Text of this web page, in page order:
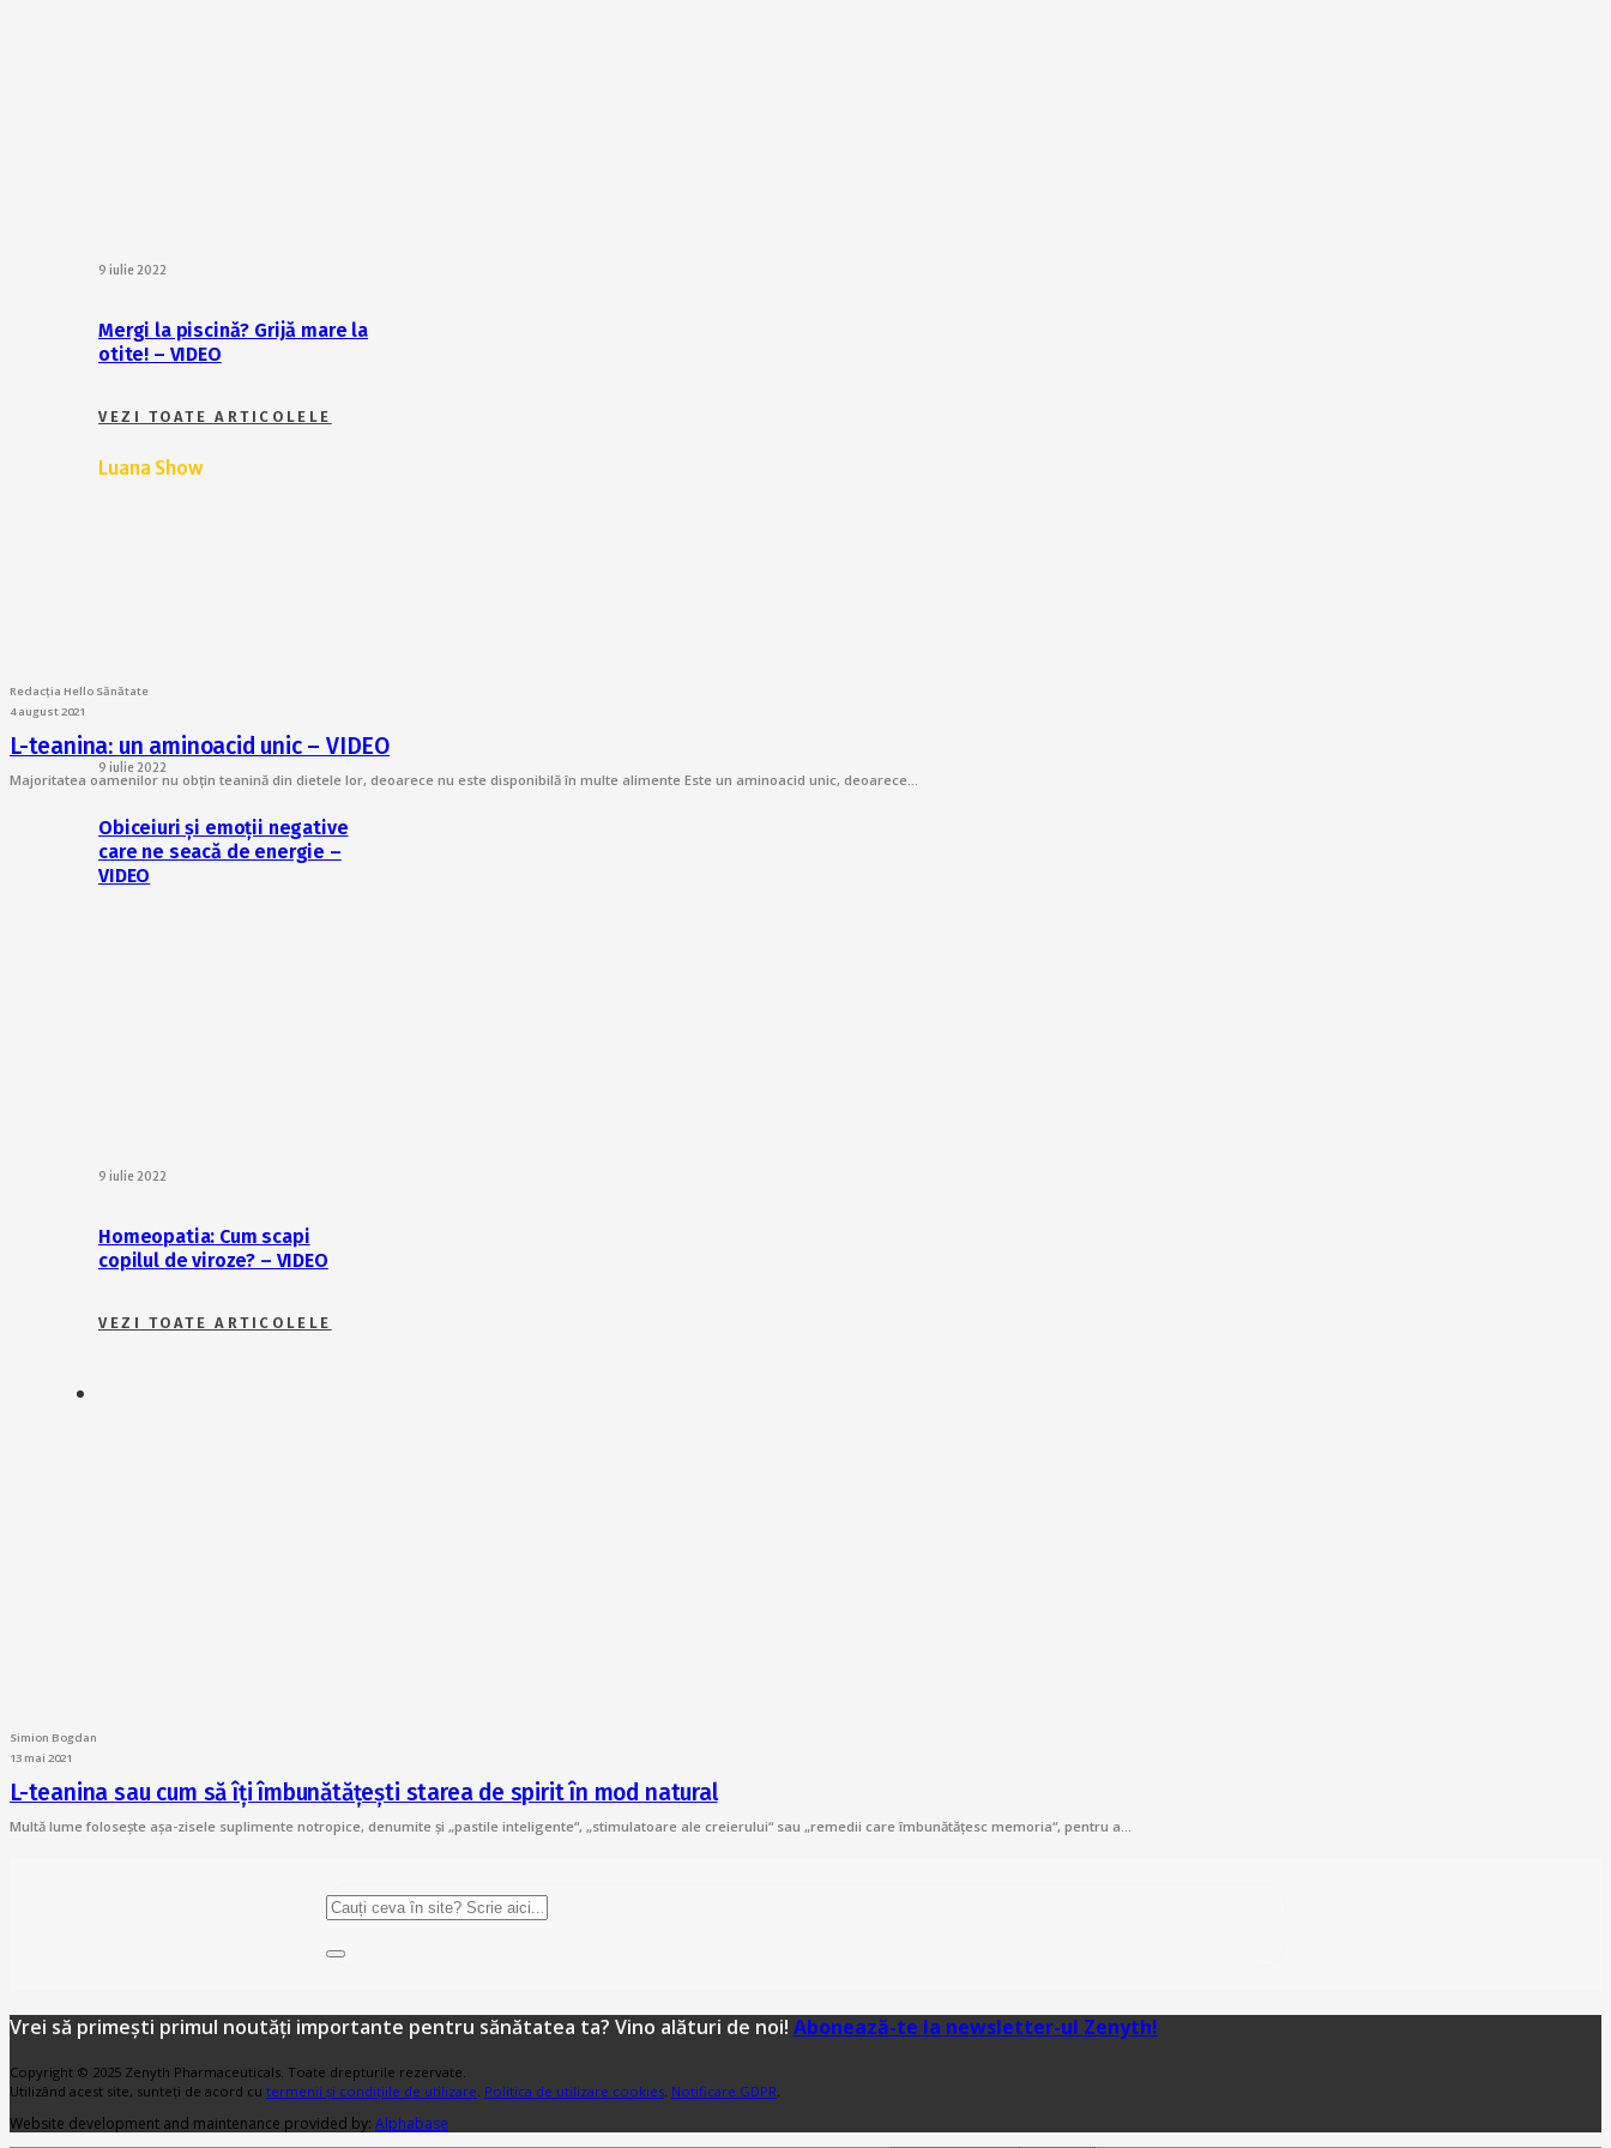
9 iulie 2022
Mergi la piscină? Grijă mare la
otite! – VIDEO
VEZI TOATE ARTICOLELE
Luana Show
9 iulie 2022
Obiceiuri și emoții negative
care ne seacă de energie –
VIDEO
9 iulie 2022
Homeopatia: Cum scapi
copilul de viroze? – VIDEO
VEZI TOATE ARTICOLELE
Redacția Hello Sănătate
4 august 2021
L-teanina: un aminoacid unic – VIDEO
Majoritatea oamenilor nu obțin teanină din dietele lor, deoarece nu este disponibilă în multe alimente Este un aminoacid unic, deoarece…
Simion Bogdan
13 mai 2021
L-teanina sau cum să îți îmbunătățești starea de spirit în mod natural
Multă lume folosește așa-zisele suplimente notropice, denumite și „pastile inteligente“, „stimulatoare ale creierului“ sau „remedii care îmbunătățesc memoria“, pentru a…
Vrei să primești primul noutăți importante pentru sănătatea ta? Vino alături de noi! Abonează-te la newsletter-ul Zenyth!
Copyright © 2025 Zenyth Pharmaceuticals. Toate drepturile rezervate.
Utilizând acest site, sunteți de acord cu termenii și condițiile de utilizare Politica de utilizare cookies Notificare GDPR
Website development and maintenance provided by: Alphabase